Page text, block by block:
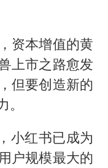
资本增值的黄
上市之路愈发
但要创造新的
小红书已成为
户规模最大的